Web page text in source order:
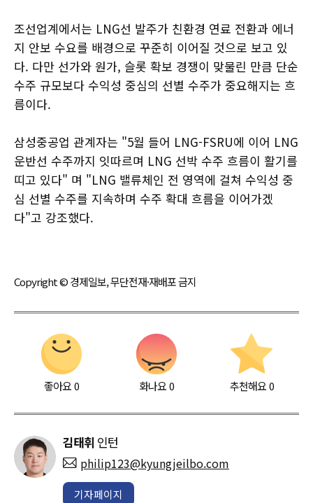
조선업계에서는 LNG선 발주가 친환경 연료 전환과 에너
지 안보 수요를 배경으로 꾸준히 이어질 것으로 보고 있
다. 다만 선가와 원가, 슬롯 확보 경쟁이 맞물린 만큼 단순
수주 규모보다 수익성 중심의 선별 수주가 중요해지는 흐
름이다.
삼성중공업 관계자는 "5월 들어 LNG-FSRU에 이어 LNG
운반선 수주까지 잇따르며 LNG 선박 수주 흐름이 활기를
띠고 있다" 며 "LNG 밸류체인 전 영역에 걸쳐 수익성 중
심 선별 수주를 지속하며 수주 확대 흐름을 이어가겠
다"고 강조했다.
Copyright © 경제일보, 무단전재·재배포 금지
좋아요0 화나요0 추천해요 0
김태휘 인턴
philip123@kyungjeilbo.com
기자페이지